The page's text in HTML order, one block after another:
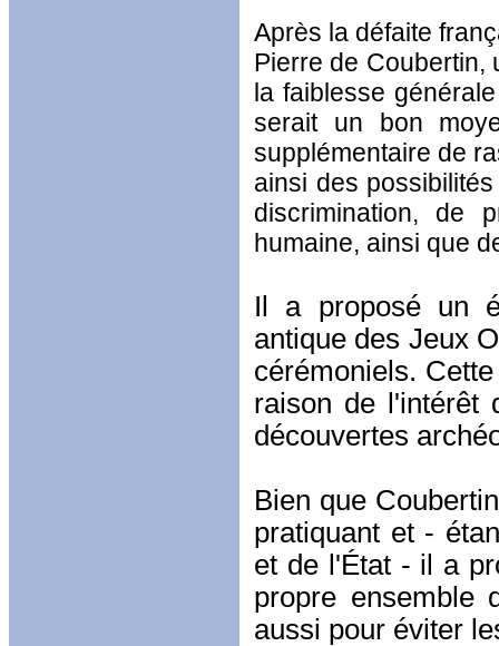
Après la défaite
Pierre de Coubertin,
la faiblesse
serait un bon
supplémentaire de
ainsi des
discrimination, de
humaine, ainsi que
Il a proposé un
antique des Jeux
cérémoniels.
raison de l'intérêt
découvertes
Bien que
pratiquant et -
et de l'État - il a
propre ensemble
aussi pour éviter